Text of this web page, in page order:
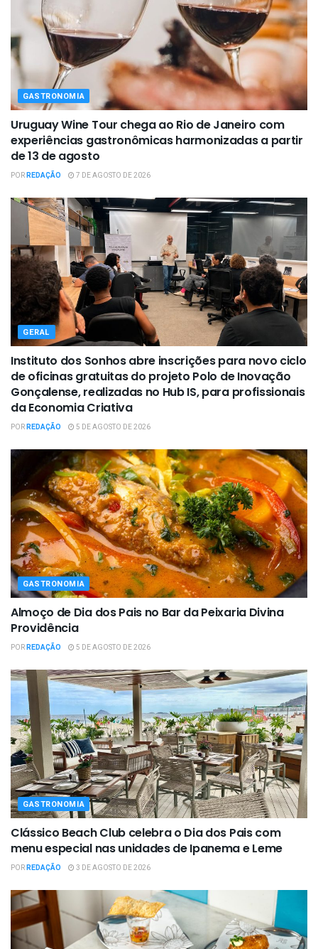
GASTRONOMIA
Uruguay Wine Tour chega ao Rio de Janeiro com
experiências gastronômicas harmonizadas a partir
de 13 de agosto
PORREDAÇÃO 7 DE AGOSTO DE 2026
GERAL
Instituto dos Sonhos abre inscrições para novo ciclo
de oficinas gratuitas do projeto Polo de Inovação
Gonçalense, realizadas no Hub IS, para profissionais
da Economia Criativa
PORREDAÇÃO 5 DE AGOSTO DE 2026
GASTRONOMIA
Almoço de Dia dos Pais no Bar da Peixaria Divina
Providência
PORREDAÇÃO 5 DE AGOSTO DE 2026
GASTRONOMIA
Clássico Beach Club celebra o Dia dos Pais com
menu especial nas unidades de Ipanema e Leme
PORREDAÇÃO 3 DE AGOSTO DE 2026